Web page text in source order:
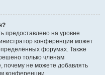
предоставлено на уровне
конференции может
форумах. Также
только членам
почему не можете добавлять
конференции.